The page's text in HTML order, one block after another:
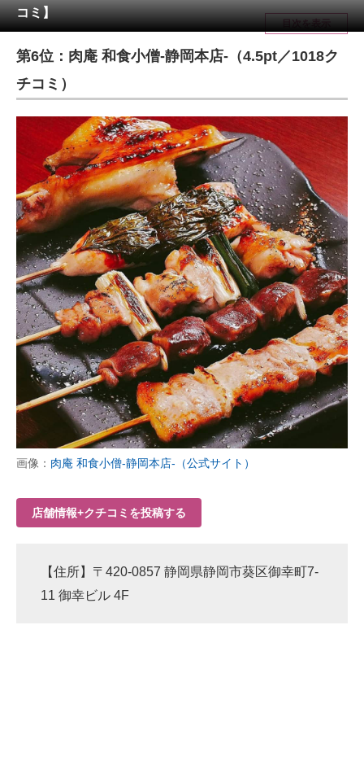
メディア
注目記事を集めた総合ページ
進化するPCとデバイスの未来
好きが集まる 比べて選べる
ビジネスと働き方のヒント
AI活用のいまが分かる
企業ITのトレンドを詳説
経営リーダーのコミュニティ
マーケ×ITの今がよく分かる
ITエンジニア向け専門サイト
企業向けIT製品の総合サイト
IT製品の技術・比較・事例
モノづくり技術者専門サイト
電子設計の基本と応用
コミ】
目次を表示
第6位：肉庵 和食小僧-静岡本店-（4.5pt／1018ク
チコミ）
画像： 肉庵 和食小僧-静岡本店-（公式サイト）
店舗情報+クチコミを投稿する
【住所】〒420-0857 静岡県静岡市葵区御幸町7-
11 御幸ビル 4F